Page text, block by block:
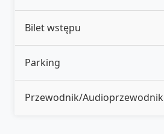
Bilet wstępu
Parking
Przewodnik/Audioprzewodnik